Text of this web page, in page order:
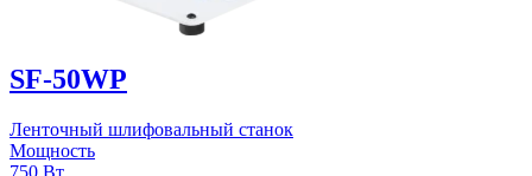
SF-50WP
Ленточный шлифовальный станок
Мощность
750 Вт